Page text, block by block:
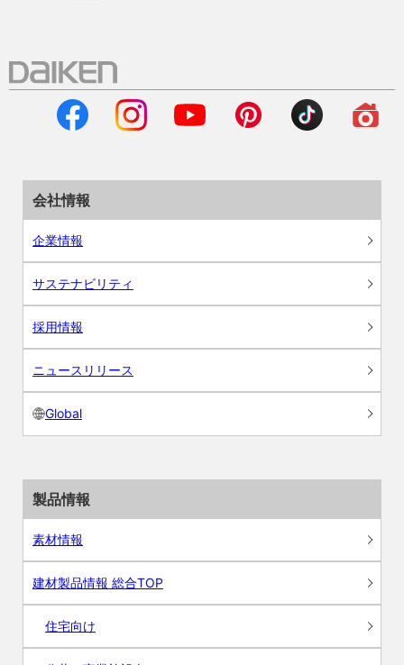
会社情報
企業情報
サステナビリティ
採用情報
ニュースリリース
Global
製品情報
素材情報
建材製品情報 総合TOP
住宅向け